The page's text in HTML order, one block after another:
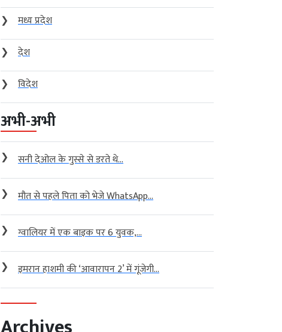
❯
मध्य प्रदेश
❯
देश
❯
विदेश
अभी-अभी
❯ सनी देओल के गुस्से से डरते थे...
❯ मौत से पहले पिता को भेजे WhatsApp...
❯ ग्वालियर में एक बाइक पर 6 युवक,...
❯ इमरान हाशमी की ‘आवारापन 2’ में गूंजेगी...